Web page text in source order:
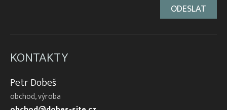
KONTAKTY
Petr Dobeš
obchod, výroba